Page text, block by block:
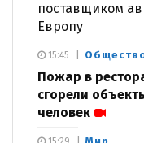
поставщиком
Европу
Пожар в
сгорели
человек
15:45